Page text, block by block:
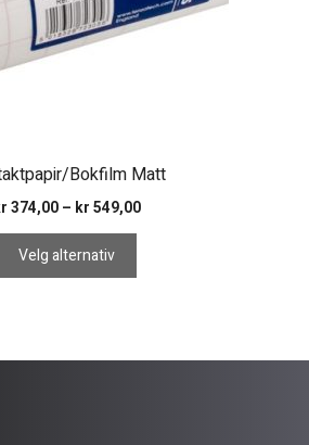
Bokfilm Matt
374,00 – kr 549,00Prisområde:
Velg alternativ